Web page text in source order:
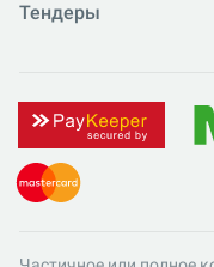
Тендеры